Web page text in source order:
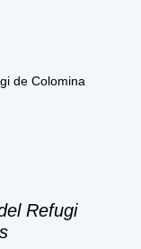
de Colomina
Refugi